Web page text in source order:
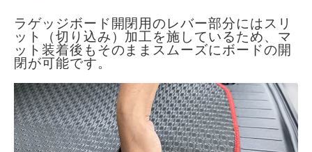
ラゲッジボード開閉用のレバー部分にはスリ
ット（切り込み）加工を施しているため、マ
ット装着後もそのままスムーズにボードの開
閉が可能です。